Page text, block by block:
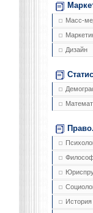
Масс-
Дизайн
История